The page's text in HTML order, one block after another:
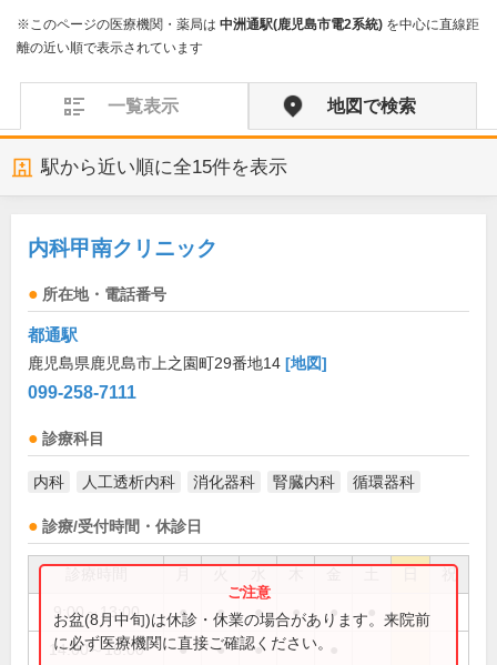
※このページの医療機関・薬局は 中洲通駅(鹿児島市電2系統) を中心に直線距
離の近い順で表示されています
一覧表示 地図で検索
駅から近い順に全15件を表示
内科甲南クリニック
所在地・電話番号
都通駅
鹿児島県鹿児島市上之園町29番地14 [地図]
099-258-7111
診療科目
内科 人工透析内科 消化器科 腎臓内科 循環器科
診療/受付時間・休診日
祝
9:00～13:00 ● ● ● ● ●
14:00～18:00 ● ● ●
お盆(8月中旬)は休診・休業の場合があります。来院前
に必ず医療機関に直接ご確認ください。